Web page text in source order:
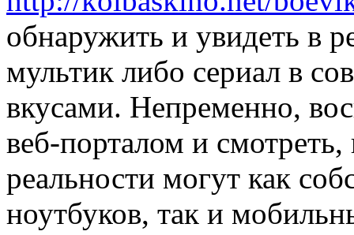
обнаружить и увидеть в
мультик либо сериал в
вкусами. Непременно,
веб-порталом и
реальности могут как
ноутбуков, так и